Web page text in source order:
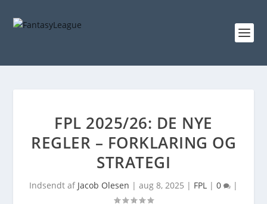
FPL 2025/26: DE NYE
REGLER – FORKLARING OG
STRATEGI
Indsendt af Jacob Olesen | aug 8, 2025 | FPL | 0 |